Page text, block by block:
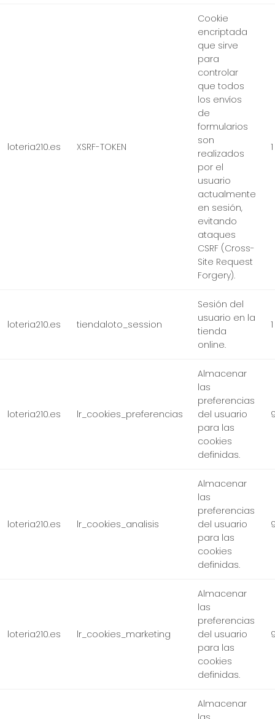
loteria210.es XSRF-TOKEN
Cookie
encriptada
que sirve
para
controlar
que todos
los envíos
de
formularios
son
realizados
por el
usuario
actualmente
en sesión,
evitando
ataques
CSRF (Cross-
Site Request
Forgery).
loteria210.es tiendaloto_session
Sesión del
usuario en la
tienda
online.
loteria210.es lr_cookies_preferencias
Almacenar
las
preferencias
del usuario
para las
cookies
definidas.
loteria210.es lr_cookies_analisis
Almacenar
las
preferencias
del usuario
para las
cookies
definidas.
loteria210.es lr_cookies_marketing
Almacenar
las
preferencias
del usuario
para las
cookies
definidas.
Almacenar